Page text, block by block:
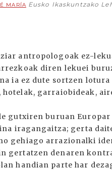
MARÍA Eusko Ikaskuntzako
antropologoak ez-
diren lekuei
ia ez dute sortzen
garraiobideak,
gutxiren buruan
iragangaitza; gerta
gehiago arrazionalki
gertatzen denaren
handian parte har